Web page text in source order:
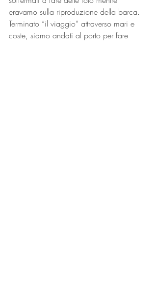
eravamo sulla riproduzione della barca.
Terminato “il viaggio” attraverso mari e
coste, siamo andati al porto per fare